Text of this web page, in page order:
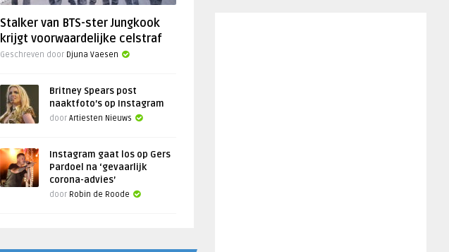
Stalker van BTS-ster Jungkook
krijgt voorwaardelijke celstraf
Geschreven door Djuna Vaesen
Britney Spears post
naaktfoto’s op Instagram
door Artiesten Nieuws
Instagram gaat los op Gers
Pardoel na ‘gevaarlijk
corona-advies’
door Robin de Roode